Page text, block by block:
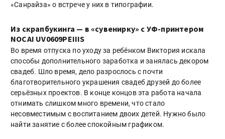
«Санрайза» о встрече у них в типографии.
Из скрапбукинга — в «сувенирку» с УФ-принтером
NOCAI UV0609PEIIIS
Во время отпуска по уходу за ребёнком Виктория искала
способы дополнительного заработка и занялась декором
свадеб. Шло время, дело разрослось с почти
благотворительного украшения свадеб друзей до более
серьёзных проектов. В конце концов эта работа начала
отнимать слишком много времени, что стало
несовместимым с воспитанием двоих детей. Нужно было
найти занятие с более спокойным графиком.